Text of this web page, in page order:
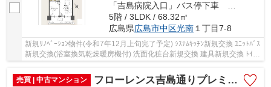
5階 / 3LDK / 68.32㎡
広島県広島市中区光南 １丁目7-8
新規ﾘﾉﾍﾞｰｼｮﾝ物件(令和7年12月上旬完了予定) ｼｽﾃﾑｷｯﾁﾝ新規交換 ﾕﾆｯﾄﾊﾞｽ
新規交換(浴室換気乾燥暖房機付) 洗面化粧台新規交換 建具新規交換 ﾄｲﾚ
売買 | 中古マンション
フローレンス吉島通りプレミアムステージ